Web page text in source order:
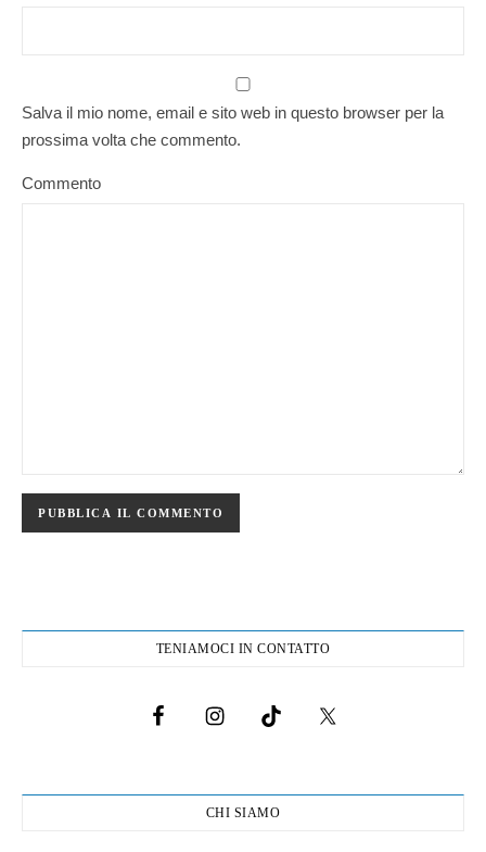
Salva il mio nome, email e sito web in questo browser per la
prossima volta che commento.
Commento
TENIAMOCI IN CONTATTO
CHI SIAMO